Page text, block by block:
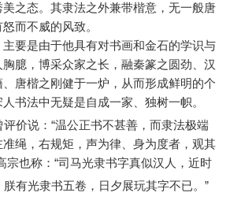
之态。其隶法之外兼带楷意，无一般唐
而不威的风致。
要是由于他具有对书画和金石的学识与
臆，博采众家之长，融秦篆之圆劲、汉
唐楷之刚健于一炉，从而形成鲜明的个
书法中无疑是自成一家、独树一帜。
评价说：“温公正书不甚善，而隶法极端
绳，右规矩，声为律、身为度者，观其
宗也称：“司马光隶书字真似汉人，近时
有光隶书五卷，日夕展玩其字不已。”